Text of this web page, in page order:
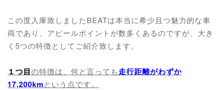
この度入庫致しましたBEATは本当に希少且つ魅力的な車
両であり、アピールポイントが数多くあるのですが、大き
く5つの特徴としてご紹介致します。
１つ目の特徴は、何と言っても走行距離がわずか
17,200kmという点です。